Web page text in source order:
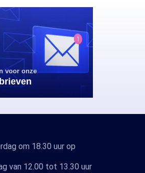
voor onze
om 18.30 uur op
van 12.00 tot 13.30 uur